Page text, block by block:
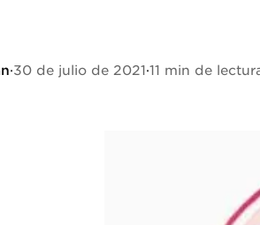
·30 de julio de 2021·11 min de